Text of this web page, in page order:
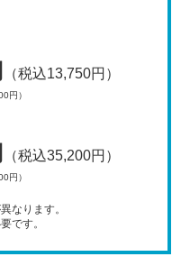
（税込13,750円）
円）
（税込35,200円）
円）
なります。
です。